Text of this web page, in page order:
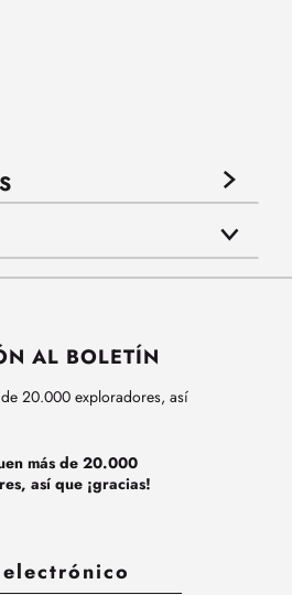
AL BOLETÍN
20.000 exploradores, así
más de 20.000
así que ¡gracias!